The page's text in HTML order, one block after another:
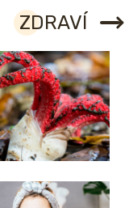
ZDRAVÍ